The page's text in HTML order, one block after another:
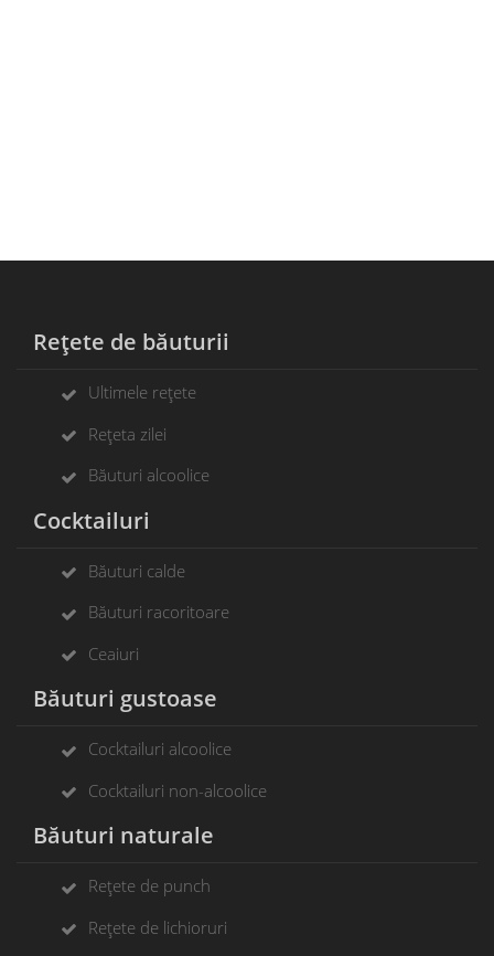
Rețete de băuturii
Ultimele rețete
Rețeta zilei
Băuturi alcoolice
Cocktailuri
Băuturi calde
Băuturi racoritoare
Ceaiuri
Băuturi gustoase
Cocktailuri alcoolice
Cocktailuri non-alcoolice
Băuturi naturale
Rețete de punch
Rețete de lichioruri